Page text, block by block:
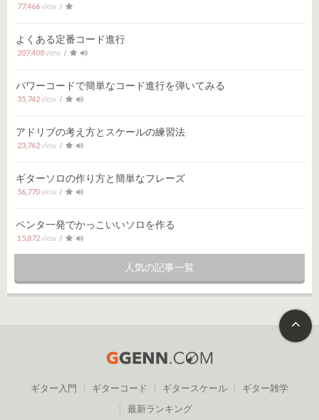
77,466
よくある定番コード進行
207,408
パワーコードで簡単なコード進行を弾いてみる
35,742
アドリブの考え方とスケールの練習法
23,762
ギターソロの作り方と簡単なフレーズ
56,770
ペンタ一発でかっこいいソロを作る
15,872
人気の記事一覧
ギター入門 ギターコード ギタースケール
ギター雑学
最新ランキング